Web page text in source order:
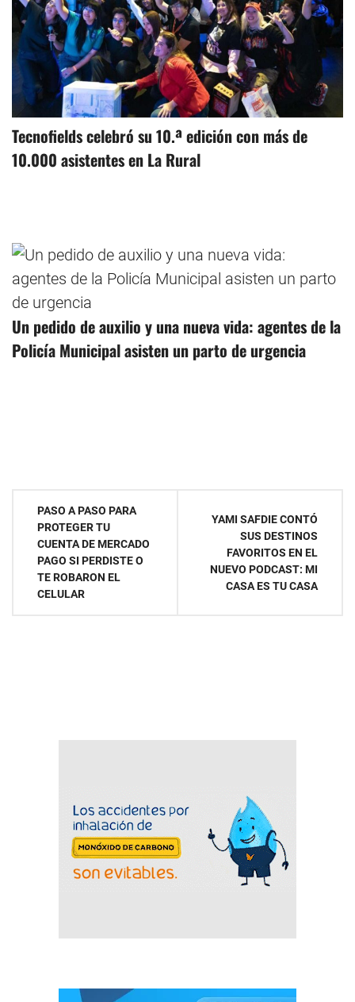
Tecnofields celebró su 10.ª edición con más de
10.000 asistentes en La Rural
Un pedido de auxilio y una nueva vida: agentes de la
Policía Municipal asisten un parto de urgencia
Navegación
entradas
PASO A PASO PARA
PROTEGER TU
CUENTA DE MERCADO
PAGO SI PERDISTE O
TE ROBARON EL
CELULAR
YAMI SAFDIE CONTÓ
SUS DESTINOS
FAVORITOS EN EL
NUEVO PODCAST: MI
CASA ES TU CASA